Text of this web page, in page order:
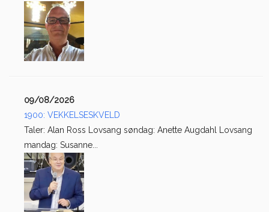
09/08/2026
1900: VEKKELSESKVELD
Taler: Alan Ross Lovsang søndag: Anette Augdahl Lovsang
mandag: Susanne...